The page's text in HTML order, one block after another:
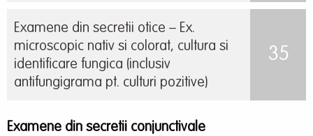
Examene din secretii otice – Ex.
microscopic nativ si colorat, cultura si
identificare fungica (inclusiv
antifungigrama pt. culturi pozitive)
35
Examene din secretii conjunctivale